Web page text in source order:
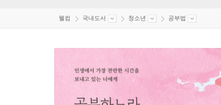
웰컴 국내도서 청소년 공부법